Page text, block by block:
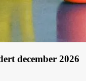
december 2026